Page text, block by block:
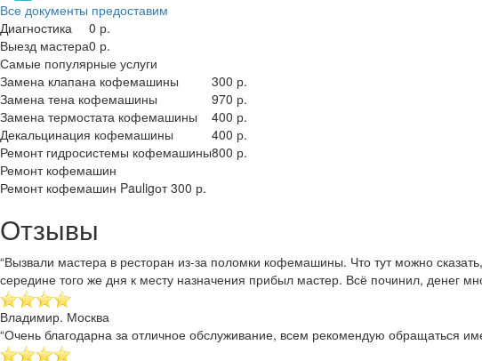
Все документы предоставим
Диагностика
0 р.
Выезд мастера0 р.
Самые популярные услуги
Замена клапана кофемашины
300 р.
Замена тена кофемашины
970 р.
Замена термостата кофемашины
400 р.
Декальцинация кофемашины
400 р.
Ремонт гидросистемы кофемашины800 р.
Ремонт кофемашин
Ремонт кофемашин Pauligот 300 р.
Отзывы
“Вызвали мастера в ресторан из-за поломки кофемашины. Что тут можно
середине того же дня к месту назначения прибыл мастер. Всё починил, денег
Владимир. Москва
“Очень благодарна за отличное обслуживание, всем рекомендую обращаться